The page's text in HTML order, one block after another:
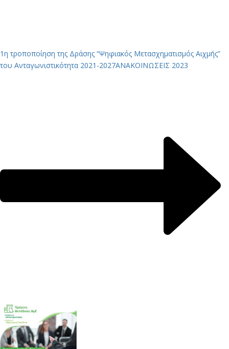
1η τροποποίηση της Δράσης “Ψηφιακός Μετασχηματισμός Αιχμής”
του Ανταγωνιστικότητα 2021-2027ΑΝΑΚΟΙΝΩΣΕΙΣ 2023